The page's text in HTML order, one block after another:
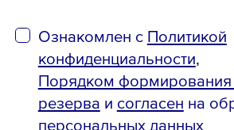
Ознакомлен с Политикой
конфиденциальности,
Порядком формирования
резерва и согласен на
персональных данных